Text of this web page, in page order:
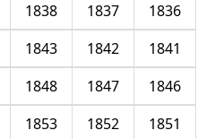
1836
1837
1838
1841
1842
1843
1846
1847
1848
1851
1852
1853